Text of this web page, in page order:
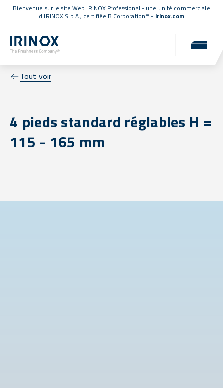
Bienvenue sur le site Web IRINOX Professional - une unité commerciale
d'IRINOX S.p.A., certifiée B Corporation™ - irinox.com
Tout voir
4 pieds standard réglables H =
115 - 165 mm